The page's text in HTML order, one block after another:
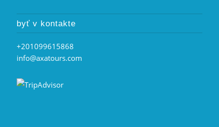
byť v kontakte
+201099615868
info@axatours.com